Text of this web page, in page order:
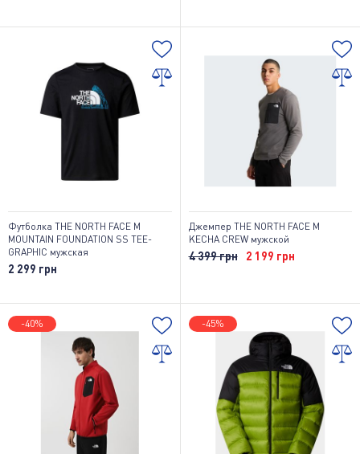
Футболка THE NORTH FACE M
MOUNTAIN FOUNDATION SS TEE-
GRAPHIC мужская
2 299 грн
Джемпер THE NORTH FACE M
KECHA CREW мужской
4 399 грн 2 199 грн
-40% -45%